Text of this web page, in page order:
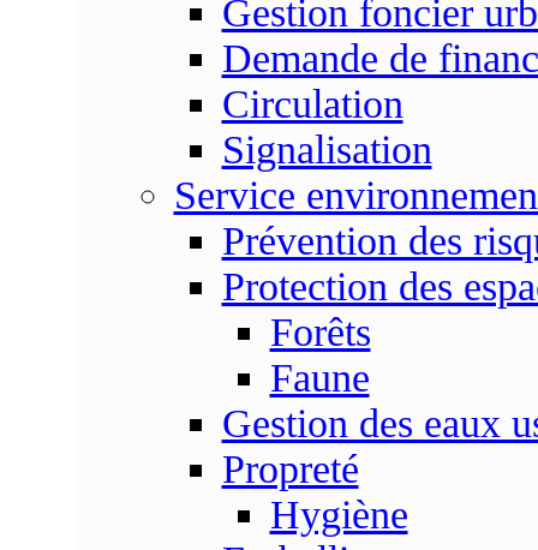
Gestion foncier
Demande de
Circulation
Signalisation
Service
Prévention des
Protection des
Forêts
Faune
Gestion des eaux
Propreté
Hygiène